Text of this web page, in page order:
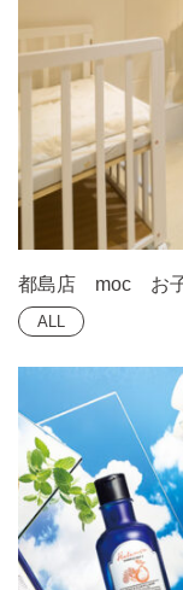
都島店 moc お子
ALL